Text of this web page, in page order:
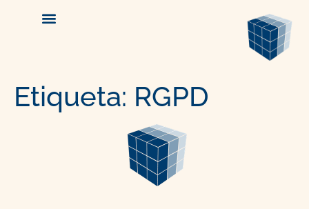
Etiqueta: RGPD